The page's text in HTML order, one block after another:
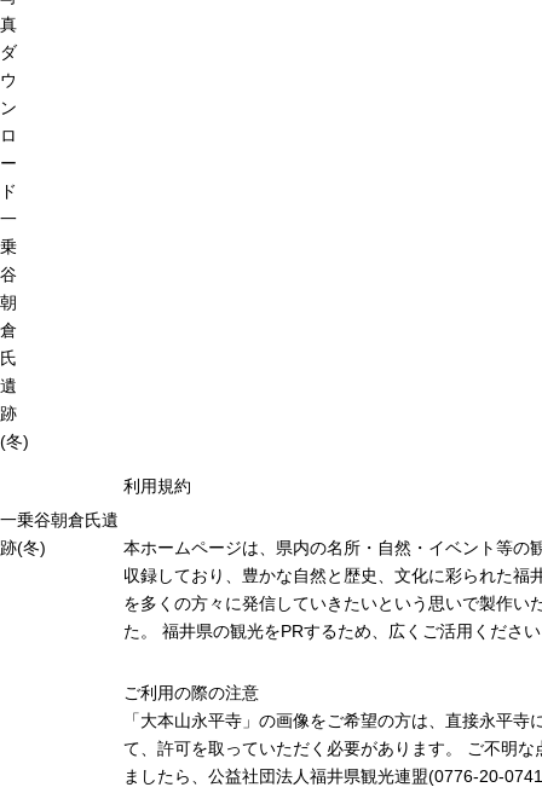
真
ダ
ウ
ン
ロ
ー
ド
一
乗
谷
朝
倉
氏
遺
跡
(冬)
一乗谷朝倉氏遺
跡(冬)
利用規約
本ホームページは、県内の名所・自然・イベント等の
収録しており、豊かな自然と歴史、文化に彩られた福
を多くの方々に発信していきたいという思いで製作い
た。 福井県の観光をPRするため、広くご活用くださ
ご利用の際の注意
「大本山永平寺」の画像をご希望の方は、直接永平寺
て、許可を取っていただく必要があります。 ご不明な
ましたら、公益社団法人福井県観光連盟(0776-20-